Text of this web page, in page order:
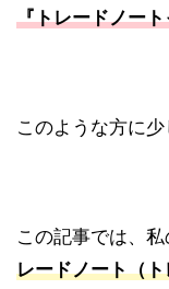
『トレードノー
このような方に
この記事では、
レードノート（